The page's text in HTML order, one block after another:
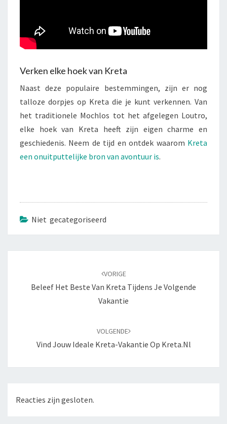
Verken elke hoek van Kreta
Naast deze populaire bestemmingen, zijn er nog
talloze dorpjes op Kreta die je kunt verkennen. Van
het traditionele Mochlos tot het afgelegen Loutro,
elke hoek van Kreta heeft zijn eigen charme en
geschiedenis. Neem de tijd en ontdek waarom Kreta
een onuitputtelijke bron van avontuur is.
Niet gecategoriseerd
VORIGE
Beleef Het Beste Van Kreta Tijdens Je Volgende
Vakantie
VOLGENDE
Vind Jouw Ideale Kreta-Vakantie Op Kreta.nl
Reacties zijn gesloten.